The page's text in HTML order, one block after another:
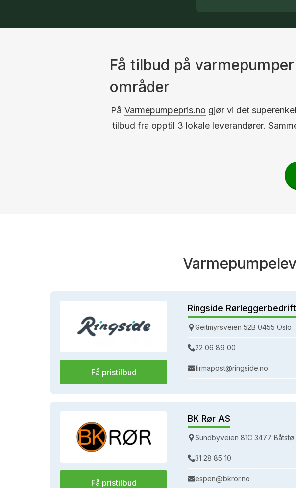
Få tilbud på
områder
På Varmepumpepris.no gjør vi det
tilbud fra opptil 3 lokale leverandører.
Få pristilbud
Ringside
Geitmyrsveien 52B 0455 Oslo
22 06 89 00
firmapost@ringside.no
Få pristilbud
BK Rør AS
Sundbyveien 81C 3477 Båtstø
31 28 85 10
espen@bkror.no